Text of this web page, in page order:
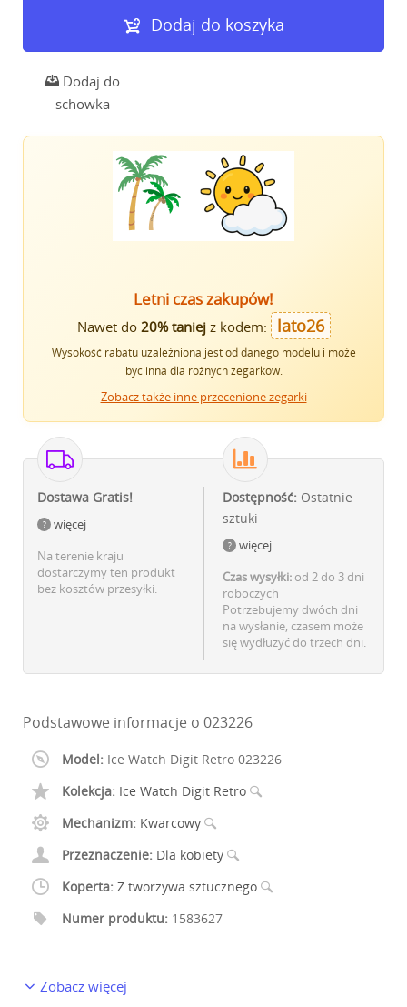
Dodaj do koszyka
Dodaj do
schowka
Letni czas zakupów!
Nawet do 20% taniejz kodem: lato26
Wysokość rabatu uzależniona jest od danego modelu i może
być inna dla różnych zegarków.
Zobacz także inne przecenione zegarki
Dostawa Gratis!
więcej
Na terenie kraju
dostarczymy ten produkt
bez kosztów przesyłki.
Dostępność: Ostatnie
sztuki
więcej
Czas wysyłki: od 2 do 3 dni
roboczych
Potrzebujemy dwóch dni
na wysłanie, czasem może
się wydłużyć do trzech dni.
Podstawowe informacje o 023226
Model: Ice Watch Digit Retro 023226
Kolekcja: Ice Watch Digit Retro
Mechanizm: Kwarcowy
Przeznaczenie: Dla kobiety
Koperta: Z tworzywa sztucznego
Numer produktu: 1583627
Zobacz więcej